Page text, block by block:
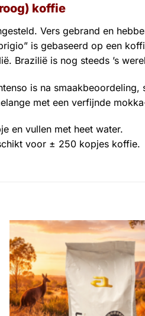
koffie
Vers gebrand en
is gebaseerd op een
Brazilië is nog steeds ’s
is na
met een verfijnde
en vullen met heet water.
voor ± 250 kopjes koffie.